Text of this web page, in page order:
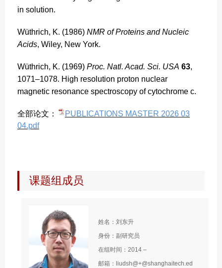
in solution.
Wüthrich, K. (1986) NMR of Proteins and Nucleic
Acids, Wiley, New York.
Wüthrich, K. (1969) Proc. Natl. Acad. Sci. USA 63,
1071–1078. High resolution proton nuclear
magnetic resonance spectroscopy of cytochrome c.
全部论文 ：
PUBLICATIONS MASTER 2026 03
04.pdf
课题组成员
姓名：刘东升
身份：副研究员
在组时间：2014 –
邮箱：liudsh@+@shanghaitech.ed